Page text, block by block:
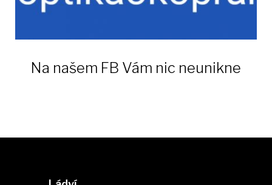
Na našem FB Vám nic neunikne